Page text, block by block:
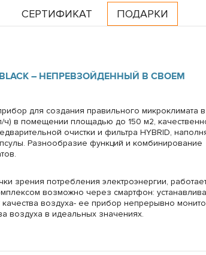
СЕРТИФИКАТ ПОДАРКИ
– НЕПРЕВЗОЙДЕННЫЙ В СВОЕМ
для создания правильного микроклимата в
ч) в помещении площадью до 150 м2,
очистки и фильтра HYBRID,
Разнообразие функций и комбинирование
зрения потребления электроэнергии,
возможно через смартфон:
воздуха- ее прибор непрерывно
воздуха в идеальных значениях.